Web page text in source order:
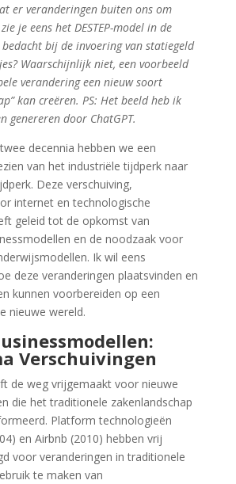
er veranderingen buiten ons om
je eens het DESTEP-model in de
bij de invoering van statiegeld
Waarschijnlijk niet, een voorbeeld
verandering een nieuw soort
kan creëren. PS: Het beeld heb ik
genereren door ChatGPT.
decennia hebben we een
van het industriële tijdperk naar
Deze verschuiving,
internet en technologische
geleid tot de opkomst van
en de noodzaak voor
Ik wil eens
deze veranderingen plaatsvinden en
kunnen voorbereiden op een
nieuwe wereld.
Verschuivingen
de weg vrijgemaakt voor nieuwe
die het traditionele zakenlandschap
Platform technologieën
en Airbnb (2010) hebben vrij
voor veranderingen in traditionele
te maken van